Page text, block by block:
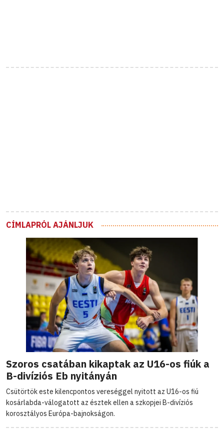
CÍMLAPRÓL AJÁNLJUK
Szoros csatában kikaptak az U16-os fiúk a
B-divíziós Eb nyitányán
Csütörtök este kilencpontos vereséggel nyitott az U16-os fiú
kosárlabda-válogatott az észtek ellen a szkopjei B-divíziós
korosztályos Európa-bajnokságon.